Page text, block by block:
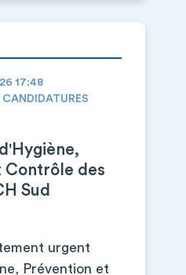
17:48
CANDIDATURES
Contrôle des
Sud
urgent
Prévention et